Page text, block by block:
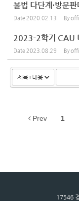
불법 다단계·방문
Date 2020.02.13 By
2023-2학기 CAU
Date 2023.08.29 By
Prev 1
17546